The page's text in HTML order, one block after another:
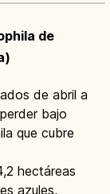
de
de abril a
bajo
que cubre
hectáreas
azules,